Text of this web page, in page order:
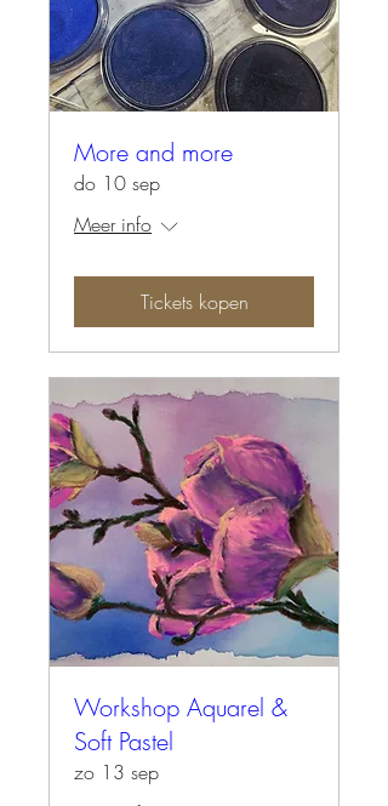
More and more
do 10 sep
Meer info
Tickets kopen
Workshop Aquarel &
Soft Pastel
zo 13 sep